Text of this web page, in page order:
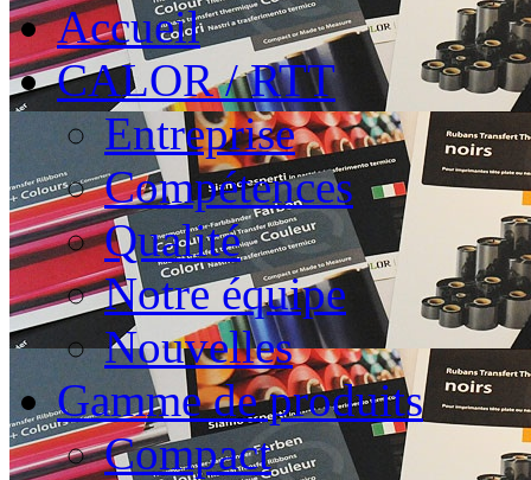
Accueil
CALOR / RTT
Entreprise
Compétences
Qualité
Notre équipe
Nouvelles
Gamme de produits
Compact